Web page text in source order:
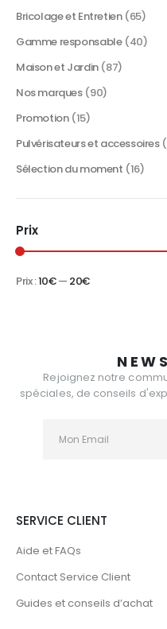
Bricolage et Entretien (65)
Gamme responsable (40)
Maison et Jardin (87)
Nos marques (90)
Promotion (15)
Pulvérisateurs et accessoires
Sélection du moment (16)
Prix
Prix :10€— 20€
Rejoignez notre
spéciales, de conseils
SERVICE CLIENT
Aide et FAQs
Contact Service Client
Guides et conseils d’achat